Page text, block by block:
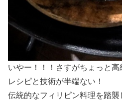
いやー！！！さすがちょっと高
レシピと技術が半端ない！
伝統的なフィリピン料理を踏